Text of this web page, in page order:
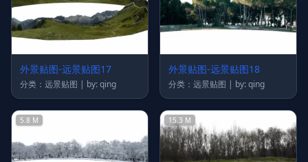
外景贴图-远景贴图17
分类：远景贴图 | by: qing
外景贴图-远景贴图18
分类：远景贴图 | by: qing
5.8 M 15.3 M